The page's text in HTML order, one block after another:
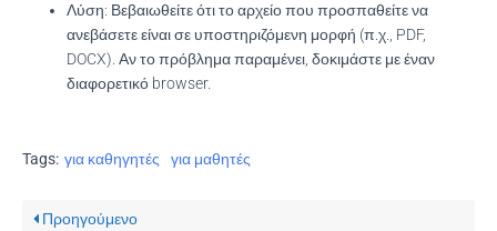
Λύση: Βεβαιωθείτε ότι το αρχείο που προσπαθείτε να
ανεβάσετε είναι σε υποστηριζόμενη μορφή (π.χ., PDF,
DOCX). Αν το πρόβλημα παραμένει, δοκιμάστε με έναν
διαφορετικό browser.
Tags: για καθηγητές για μαθητές
Προηγούμενο